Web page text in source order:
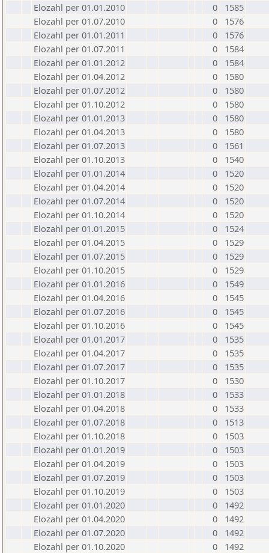
Elozahl per 01.01.2010
0
1585
Elozahl per 01.07.2010
0
1576
Elozahl per 01.01.2011
0
1576
Elozahl per 01.07.2011
0
1584
Elozahl per 01.01.2012
0
1584
Elozahl per 01.04.2012
0
1580
Elozahl per 01.07.2012
0
1580
Elozahl per 01.10.2012
0
1580
Elozahl per 01.01.2013
0
1580
Elozahl per 01.04.2013
0
1580
Elozahl per 01.07.2013
0
1561
Elozahl per 01.10.2013
0
1540
Elozahl per 01.01.2014
0
1520
Elozahl per 01.04.2014
0
1520
Elozahl per 01.07.2014
0
1520
Elozahl per 01.10.2014
0
1520
Elozahl per 01.01.2015
0
1524
Elozahl per 01.04.2015
0
1529
Elozahl per 01.07.2015
0
1529
Elozahl per 01.10.2015
0
1529
Elozahl per 01.01.2016
0
1549
Elozahl per 01.04.2016
0
1545
Elozahl per 01.07.2016
0
1545
Elozahl per 01.10.2016
0
1545
Elozahl per 01.01.2017
0
1535
Elozahl per 01.04.2017
0
1535
Elozahl per 01.07.2017
0
1535
Elozahl per 01.10.2017
0
1530
Elozahl per 01.01.2018
0
1533
Elozahl per 01.04.2018
0
1533
Elozahl per 01.07.2018
0
1513
Elozahl per 01.10.2018
0
1503
Elozahl per 01.01.2019
0
1503
Elozahl per 01.04.2019
0
1503
Elozahl per 01.07.2019
0
1503
Elozahl per 01.10.2019
0
1503
Elozahl per 01.01.2020
0
1492
Elozahl per 01.04.2020
0
1492
Elozahl per 01.07.2020
0
1492
Elozahl per 01.10.2020
0
1492